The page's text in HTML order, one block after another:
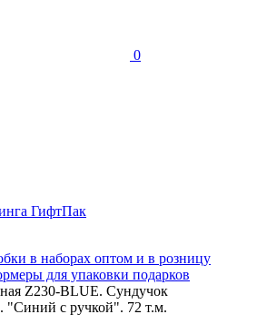
0
ГифтПак
в наборах оптом и в розницу
для упаковки подарков
Z230-BLUE. Сундучок
"Синий с ручкой". 72 т.м.